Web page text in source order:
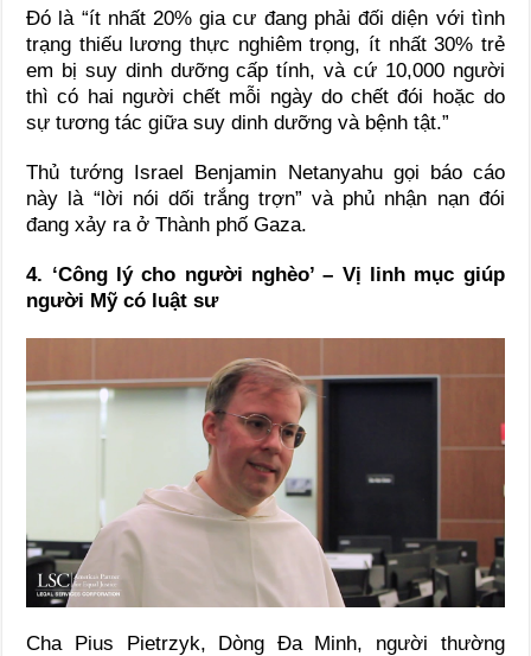
Đó là “ít nhất 20% gia cư đang phải đối diện với tình
trạng thiếu lương thực nghiêm trọng, ít nhất 30% trẻ
em bị suy dinh dưỡng cấp tính, và cứ 10,000 người
thì có hai người chết mỗi ngày do chết đói hoặc do
sự tương tác giữa suy dinh dưỡng và bệnh tật.”
Thủ tướng Israel Benjamin Netanyahu gọi báo cáo
này là “lời nói dối trắng trợn” và phủ nhận nạn đói
đang xảy ra ở Thành phố Gaza.
4. ‘Công lý cho người nghèo’ – Vị linh mục giúp
người Mỹ có luật sư
Cha Pius Pietrzyk, Dòng Đa Minh, người thường